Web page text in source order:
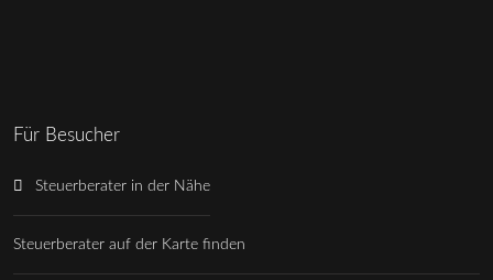
Für Besucher
Steuerberater in der Nähe
Steuerberater auf der Karte finden